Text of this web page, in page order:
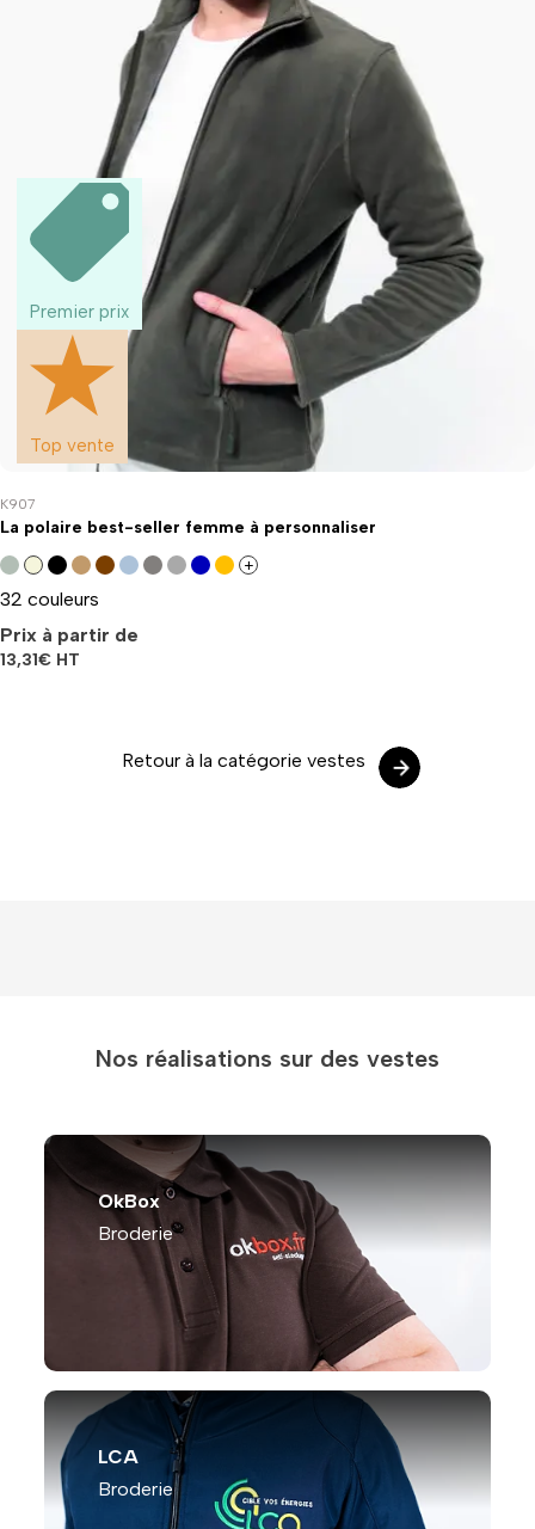
Premier prix
Top vente
K907
La polaire best-seller femme à personnaliser
+
32 couleurs
Prix à partir de
13,31€ HT
Retour à la catégorie vestes
Nos réalisations sur des vestes
OkBox
Broderie
LCA
Broderie